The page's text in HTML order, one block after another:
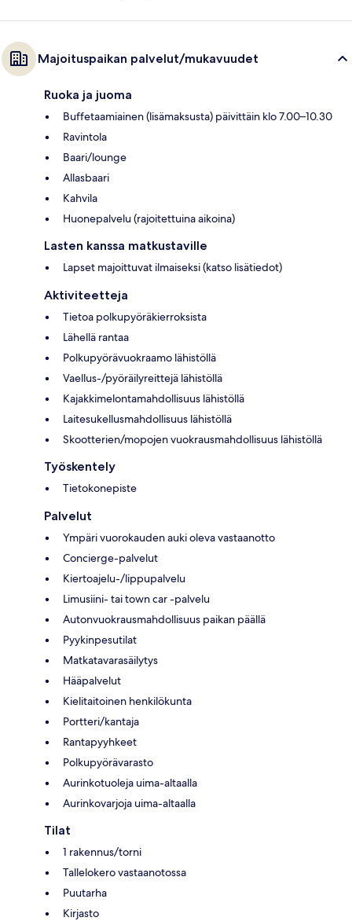
Majoituspaikan palvelut/mukavuudet
Ruoka ja juoma
Buffetaamiainen (lisämaksusta) päivittäin klo 7.00–10.30
Ravintola
Baari/lounge
Allasbaari
Kahvila
Huonepalvelu (rajoitettuina aikoina)
Lasten kanssa matkustaville
Lapset majoittuvat ilmaiseksi (katso lisätiedot)
Aktiviteetteja
Tietoa polkupyöräkierroksista
Lähellä rantaa
Polkupyörävuokraamo lähistöllä
Vaellus-/pyöräilyreittejä lähistöllä
Kajakkimelontamahdollisuus lähistöllä
Laitesukellusmahdollisuus lähistöllä
Skootterien/mopojen vuokrausmahdollisuus lähistöllä
Työskentely
Tietokonepiste
Palvelut
Ympäri vuorokauden auki oleva vastaanotto
Concierge-palvelut
Kiertoajelu-/lippupalvelu
Limusiini- tai town car -palvelu
Autonvuokrausmahdollisuus paikan päällä
Pyykinpesutilat
Matkatavarasäilytys
Hääpalvelut
Kielitaitoinen henkilökunta
Portteri/kantaja
Rantapyyhkeet
Polkupyörävarasto
Aurinkotuoleja uima-altaalla
Aurinkovarjoja uima-altaalla
Tilat
1 rakennus/torni
Tallelokero vastaanotossa
Puutarha
Kirjasto